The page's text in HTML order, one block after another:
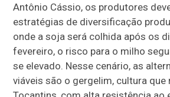
Antônio Cássio, os produtores
estratégias de diversificação
onde a soja será colhida após os
fevereiro, o risco para o milho
se elevado. Nesse cenário, as
viáveis são o gergelim, cultura que